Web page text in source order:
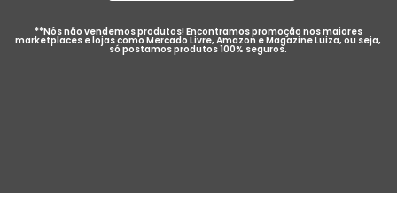
**Nós não vendemos produtos! Encontramos promoção nos maiores
marketplaces e lojas como Mercado Livre, Amazon e Magazine Luiza, ou seja,
só postamos produtos 100% seguros.